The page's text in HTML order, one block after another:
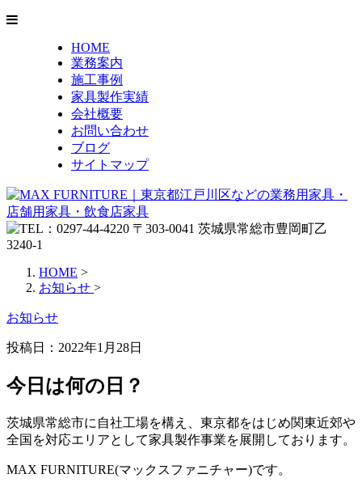
HOME
業務案内
施工事例
家具製作実績
会社概要
お問い合わせ
ブログ
サイトマップ
HOME >
お知らせ >
お知らせ
投稿日： 2022年1月28日
今日は何の日？
茨城県常総市に自社工場を構え、東京都をはじめ関東近郊や
全国を対応エリアとして家具製作事業を展開しております。
MAX FURNITURE(マックスファニチャー)です。